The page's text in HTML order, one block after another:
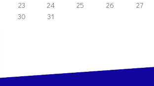
23
24 25 26 27
30
31